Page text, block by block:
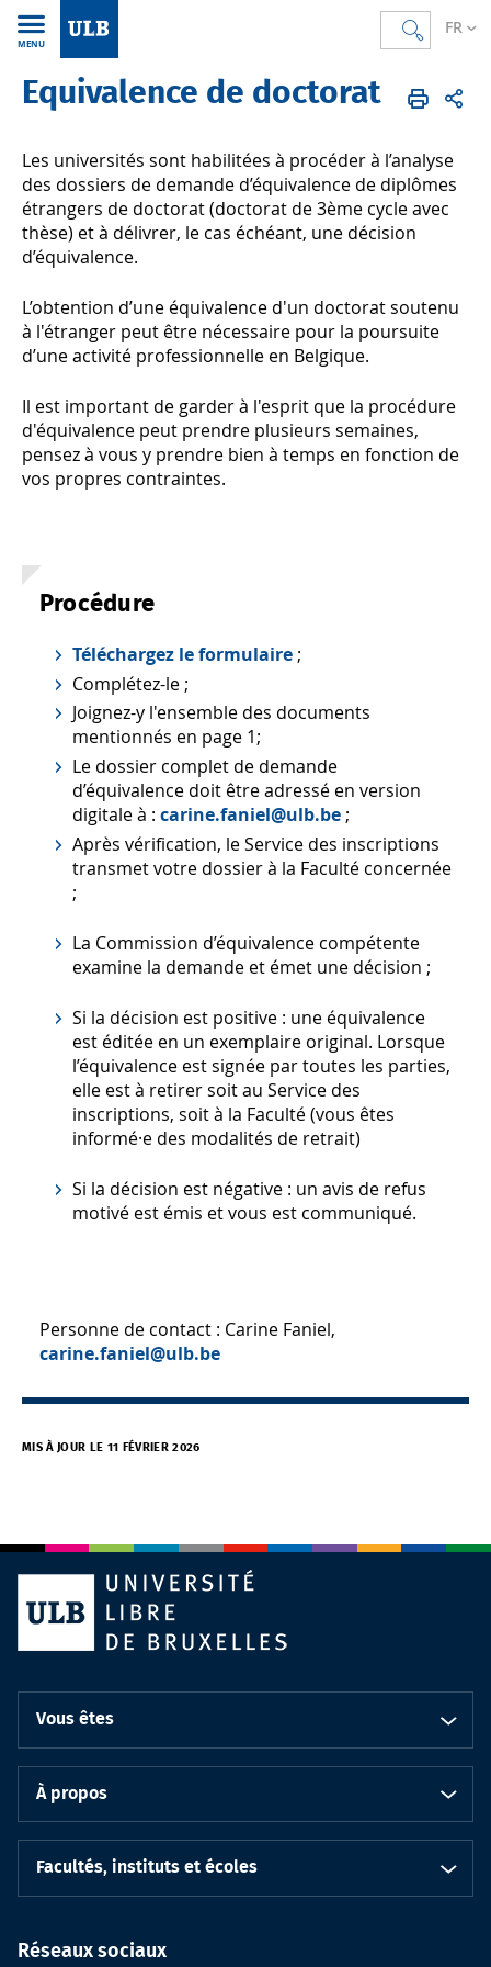
FR
MENU
Accueil FR S'inscrire
Equivalence de doctorat
Les universités sont habilitées à procéder à l’analyse
des dossiers de demande d’équivalence de diplômes
étrangers de doctorat (doctorat de 3ème cycle avec
thèse) et à délivrer, le cas échéant, une décision
d’équivalence.
L’obtention d’une équivalence d'un doctorat soutenu
à l'étranger peut être nécessaire pour la poursuite
d’une activité professionnelle en Belgique.
Il est important de garder à l'esprit que la procédure
d'équivalence peut prendre plusieurs semaines,
pensez à vous y prendre bien à temps en fonction de
vos propres contraintes.
Procédure
Téléchargez le formulaire ;
Complétez-le ;
Joignez-y l'ensemble des documents
mentionnés en page 1;
Le dossier complet de demande
d’équivalence doit être adressé en version
digitale à : carine.faniel@ulb.be ;
Après vérification, le Service des inscriptions
transmet votre dossier à la Faculté concernée
;
La Commission d’équivalence compétente
examine la demande et émet une décision ;
Si la décision est positive : une équivalence
est éditée en un exemplaire original. Lorsque
l’équivalence est signée par toutes les parties,
elle est à retirer soit au Service des
inscriptions, soit à la Faculté (vous êtes
informé·e des modalités de retrait)
Si la décision est négative : un avis de refus
motivé est émis et vous est communiqué.
Personne de contact : Carine Faniel,
carine.faniel@ulb.be
MIS À JOUR LE 11 FÉVRIER 2026
Vous êtes
À propos
Facultés, instituts et écoles
Réseaux sociaux